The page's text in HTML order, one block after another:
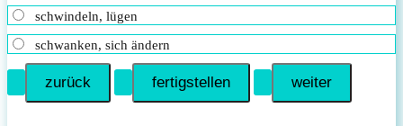
schwindeln, lügen
schwanken, sich ändern